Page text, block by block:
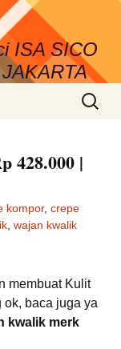
ISA SICO
Search
for:
428.000 |
kompor, crepe
wajan kwalik
membuat Kulit
baca juga ya
kwalik merk